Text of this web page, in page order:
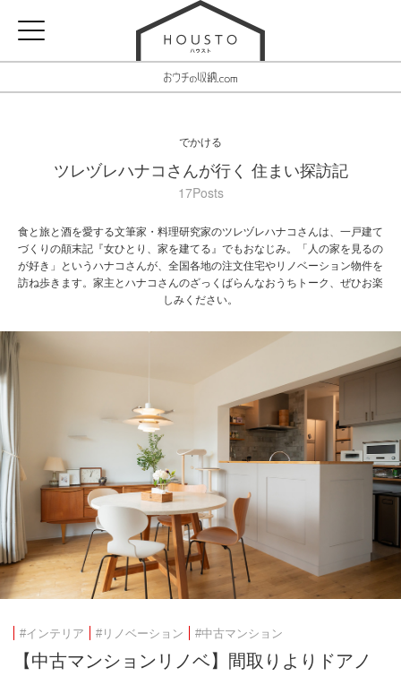
でかける
ツレヅレハナコさんが行く 住まい探訪記
17Posts
食と旅と酒を愛する文筆家・料理研究家のツレヅレハナコさんは、一戸建て
づくりの顛末記『女ひとり、家を建てる』でもおなじみ。「人の家を見るの
が好き」というハナコさんが、全国各地の注文住宅やリノベーション物件を
訪ね歩きます。家主とハナコさんのざっくばらんなおうちトーク、ぜひお楽
しみください。
#インテリア #リノベーション #中古マンション
【中古マンションリノベ】間取りよりドアノ